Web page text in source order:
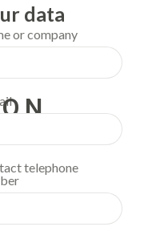
data
or company
telephone